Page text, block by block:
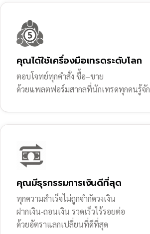
คุณได้ใช้เครื่องมือเทรดระดับโลก
ตอบโจทย์ทุกคำสั่ง ซื้อ–ขาย
ด้วยแพลตฟอร์มสากลที่นักเทรดทุกคนรู้จัก
คุณมีธุรกรรมการเงินดีที่สุด
ทุกความสำเร็จไม่ถูกจำกัดวงเงิน
ฝากเงิน-ถอนเงิน รวดเร็วไร้รอยต่อ
ด้วยอัตราแลกเปลี่ยนที่ดีที่สุด